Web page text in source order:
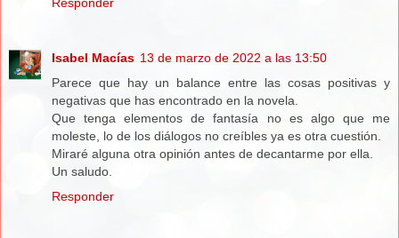
Responder
Isabel Macías 13 de marzo de 2022 a las 13:50
Parece que hay un balance entre las cosas positivas y
negativas que has encontrado en la novela.
Que tenga elementos de fantasía no es algo que me
moleste, lo de los diálogos no creíbles ya es otra cuestión.
Miraré alguna otra opinión antes de decantarme por ella.
Un saludo.
Responder